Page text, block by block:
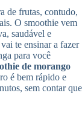
de frutas, contudo,
O smoothie vem
saudável e
vai te ensinar a fazer
para você
de morango
é bem rápido e
sem contar que